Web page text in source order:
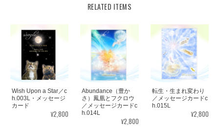
見ていると心が穏やかになります。毎日、眺めたいと思います。
ありがとうございました✨ また機会があれば、宜しくお願い致し
ます。
この度はご購入いただき、誠にありがと
うございました。気に入っていただけた
ようで嬉しいです。とても励みになりま
RELATED ITEMS
Wish Upon a Star／c
h.003L・メッセージ
カード
¥2,800
Abundance（豊か
さ）鳳凰とフクロウ
／メッセージカードc
h.014L
¥2,800
転生・生まれ変わり
／メッセージカードc
h.015L
¥2,800